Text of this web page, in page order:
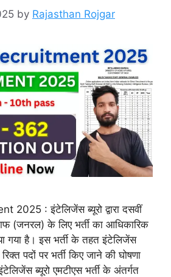
by Rajasthan Rojgar
2025 : इंटेलिजेंस ब्यूरो द्वारा दसवीं
(जनरल) के लिए भर्ती का आधिकारिक
गया है। इस भर्ती के तहत इंटेलिजेंस
पदों पर भर्ती किए जाने की घोषणा
ब्यूरो एमटीएस भर्ती के अंतर्गत